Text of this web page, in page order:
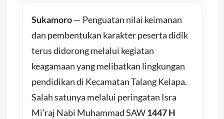
Sukamoro— Penguatan nilai keimanan
dan pembentukan karakter peserta didik
terus didorong melalui kegiatan
keagamaan yang melibatkan lingkungan
pendidikan di Kecamatan Talang Kelapa.
Salah satunya melalui peringatan Isra
Mi’raj Nabi Muhammad SAW1447 H